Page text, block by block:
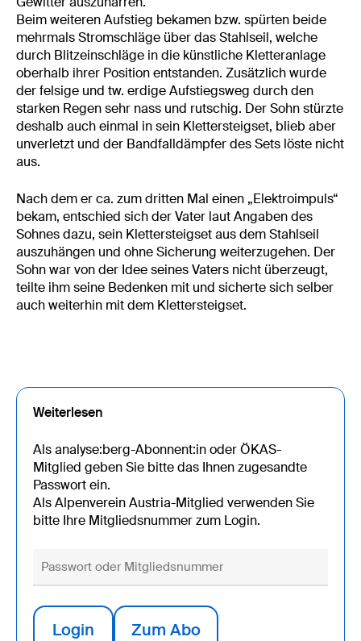
Beim weiteren Aufstieg bekamen bzw. spürten beide
mehrmals Stromschläge über das Stahlseil, welche
durch Blitzeinschläge in die künstliche Kletteranlage
oberhalb ihrer Position entstanden. Zusätzlich wurde
der felsige und tw. erdige Aufstiegsweg durch den
starken Regen sehr nass und rutschig. Der Sohn stürzte
deshalb auch einmal in sein Klettersteigset, blieb aber
unverletzt und der Bandfalldämpfer des Sets löste nicht
aus.
Nach dem er ca. zum dritten Mal einen „Elektroimpuls“
bekam, entschied sich der Vater laut Angaben des
Sohnes dazu, sein Klettersteigset aus dem Stahlseil
auszuhängen und ohne Sicherung weiterzugehen. Der
Sohn war von der Idee seines Vaters nicht überzeugt,
teilte ihm seine Bedenken mit und sicherte sich selber
auch weiterhin mit dem Klettersteigset.
Weiterlesen
Als analyse:berg-Abonnent:in oder ÖKAS-
Mitglied geben Sie bitte das Ihnen zugesandte
Passwort ein.
Als Alpenverein Austria-Mitglied verwenden Sie
bitte Ihre Mitgliedsnummer zum Login.
Login Zum Abo